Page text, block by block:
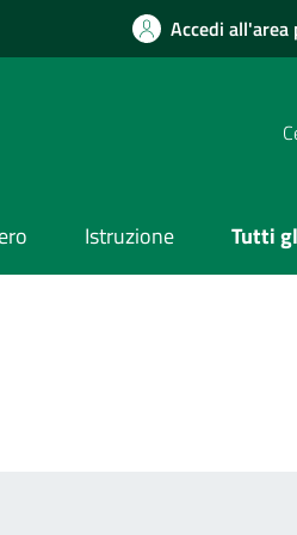
Accedi all'area
Istruzione Tutti